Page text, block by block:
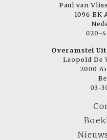
Paul van
1096 BK
020-
Overamstel
Leopold De
2000
03-